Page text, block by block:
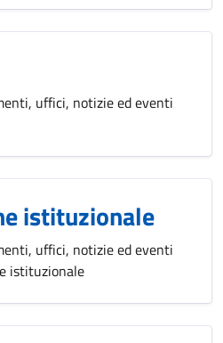
uffici, notizie ed eventi
istituzionale
uffici, notizie ed eventi
istituzionale